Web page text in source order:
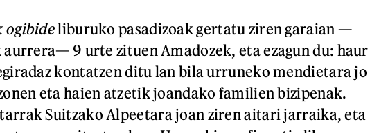
ogibideliburuko pasadizoak gertatu ziren garaian —
aurrera— 9 urte zituen Amadozek, eta ezagun du: haur
kontatzen ditu lan bila urruneko mendietara jo
eta haien atzetik joandako familien bizipenak.
Suitzako Alpeetara joan ziren aitari jarraika, eta